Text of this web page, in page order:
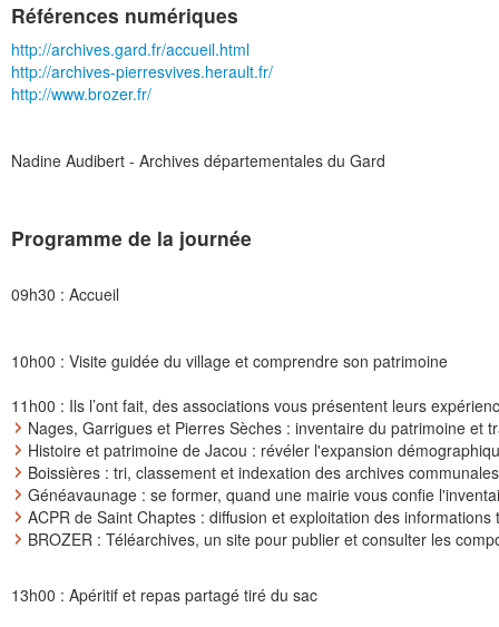
Références numériques
http://archives.gard.fr/accueil.html
http://archives-pierresvives.herault.fr/
http://www.brozer.fr/
Nadine Audibert - Archives départementales du Gard
Programme de la journée
09h30 : Accueil
10h00 : Visite guidée du village et comprendre son patrimoine
11h00 : Ils l’ont fait, des associations vous présentent leurs
Nages, Garrigues et Pierres Sèches : inventaire du patrimoine et
Histoire et patrimoine de Jacou : révéler l'expansion
Boissières : tri, classement et indexation des archives
Généavaunage : se former, quand une mairie vous confie
ACPR de Saint Chaptes : diffusion et exploitation des
BROZER : Téléarchives, un site pour publier et consulter les
13h00 : Apéritif et repas partagé tiré du sac